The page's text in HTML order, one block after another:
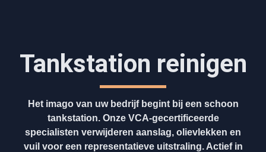
Tankstation reinigen
Het imago van uw bedrijf begint bij een schoon
tankstation. Onze VCA-gecertificeerde
specialisten verwijderen aanslag, olievlekken en
vuil voor een representatieve uitstraling. Actief in